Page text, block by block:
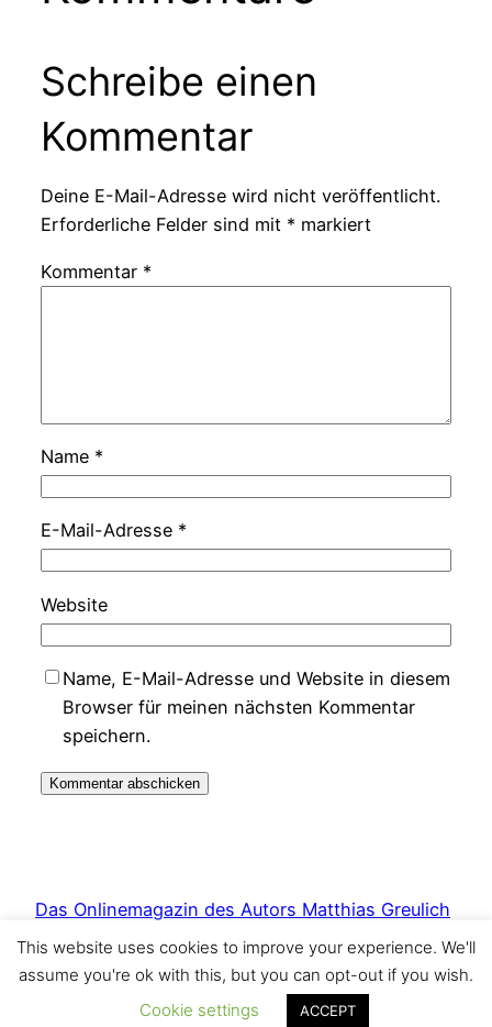
Schreibe einen
Kommentar
Deine E-Mail-Adresse wird nicht veröffentlicht.
Erforderliche Felder sind mit * markiert
Kommentar *
Name *
E-Mail-Adresse *
Website
Name, E-Mail-Adresse und Website in diesem
Browser für meinen nächsten Kommentar
speichern.
Das Onlinemagazin des Autors Matthias Greulich
Stolz präsentiert vonWordPress
This website uses cookies to improve your experience. We'll
assume you're ok with this, but you can opt-out if you wish.
Cookie settings
ACCEPT